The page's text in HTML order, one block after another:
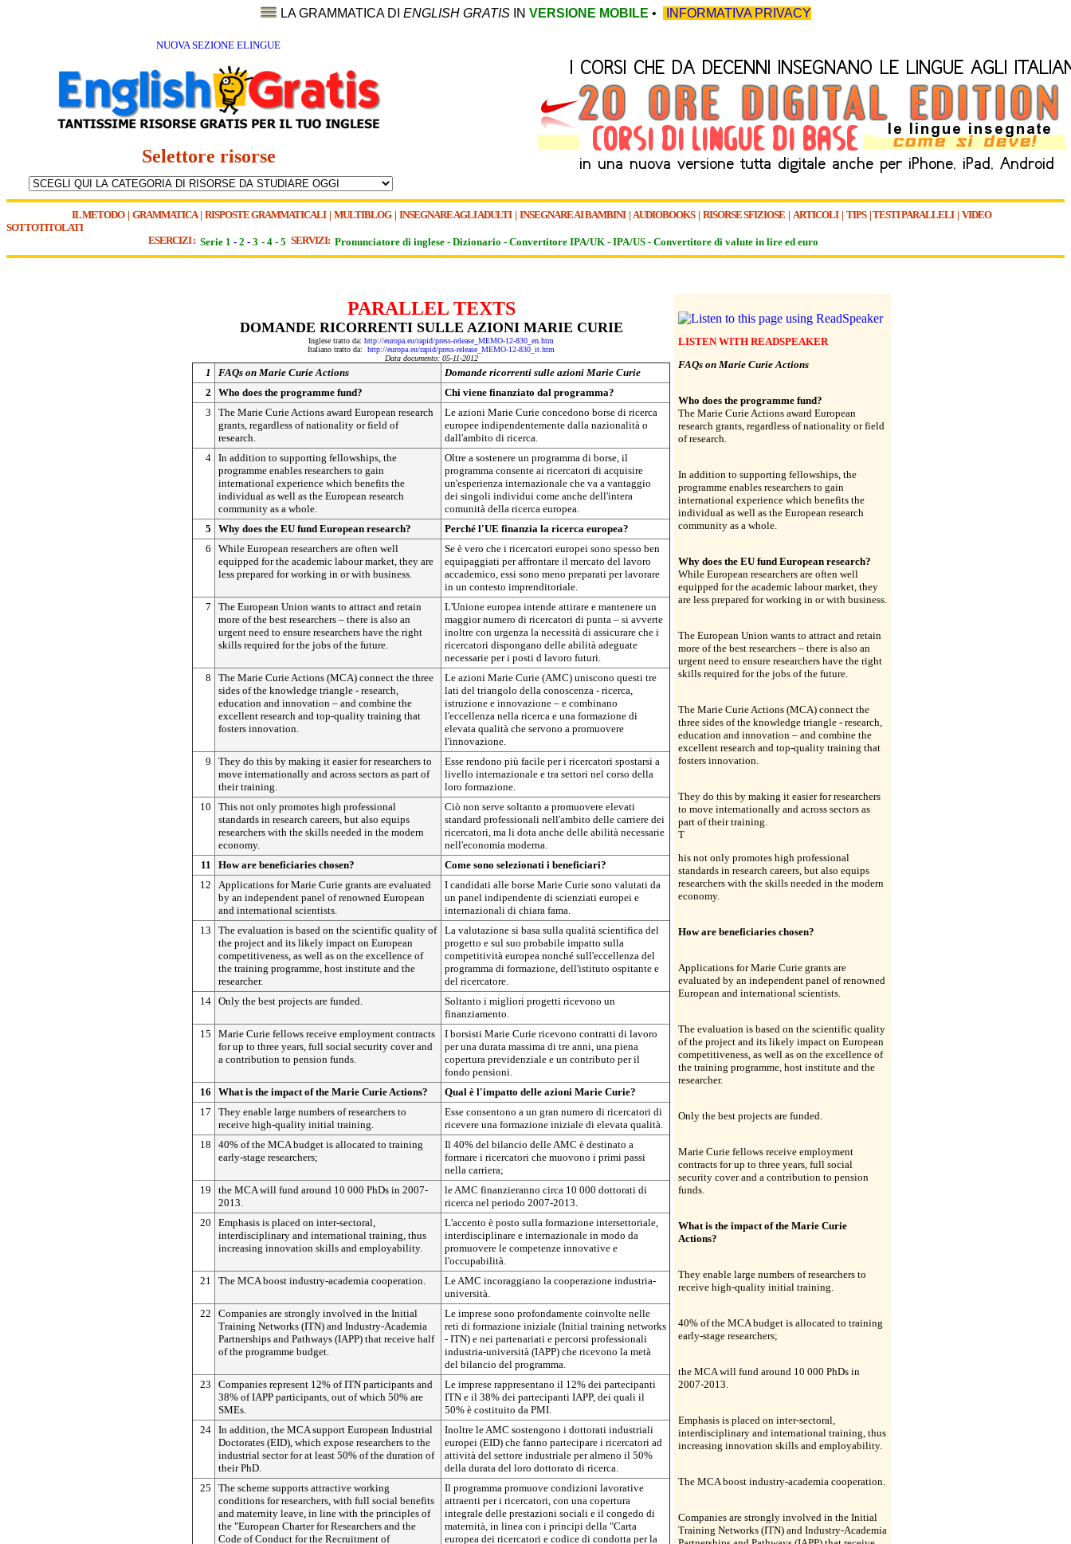
LA GRAMMATICA DI ENGLISH GRATIS IN VERSIONE MOBILE • INFORMATIVA PRIVACY
NUOVA SEZIONE ELINGUE
Selettore risorse
IL METODO| GRAMMATICA| RISPOSTE GRAMMATICALI| MULTIBLOG| INSEGNARE AGLI ADULTI | INSEGNARE AI BAMBINI| AUDIOBOOKS| RISORSE SFIZIOSE | ARTICOLI| TIPS|TESTI PARALLELI| VIDEO
SOTTOTITOLATI
ESERCIZI : Serie 1 - 2 - 3 - 4 - 5 SERVIZI: Pronunciatore di inglese - Dizionario - Convertitore IPA/UK - IPA/US - Convertitore di valute in lire ed euro
PARALLEL TEXTS
DOMANDE RICORRENTI SULLE AZIONI MARIE CURIE
Inglese tratto da: http://europa.eu/rapid/press-release_MEMO-12-830_en.htm
Italiano tratto da: http://europa.eu/rapid/press-release_MEMO-12-830_it.htm
Data documento: 05-11-2012
1 FAQs on Marie Curie Actions
Domande ricorrenti sulle azioni Marie Curie
2
Who does the programme fund?
Chi viene finanziato dal programma?
3
The Marie Curie Actions award European research
grants, regardless of nationality or field of
research.
Le azioni Marie Curie concedono borse di ricerca
europee indipendentemente dalla nazionalità o
dall'ambito di ricerca.
4 In addition to supporting fellowships, the
programme enables researchers to gain
international experience which benefits the
individual as well as the European research
community as a whole.
Oltre a sostenere un programma di borse, il
programma consente ai ricercatori di acquisire
un'esperienza internazionale che va a vantaggio
dei singoli individui come anche dell'intera
comunità della ricerca europea.
5
Why does the EU fund European research?
Perché l'UE finanzia la ricerca europea?
6
While European researchers are often well
equipped for the academic labour market, they are
less prepared for working in or with business.
Se è vero che i ricercatori europei sono spesso ben
equipaggiati per affrontare il mercato del lavoro
accademico, essi sono meno preparati per lavorare
in un contesto imprenditoriale.
7
The European Union wants to attract and retain
more of the best researchers – there is also an
urgent need to ensure researchers have the right
skills required for the jobs of the future.
L'Unione europea intende attirare e mantenere un
maggior numero di ricercatori di punta – si avverte
inoltre con urgenza la necessità di assicurare che i
ricercatori dispongano delle abilità adeguate
necessarie per i posti d lavoro futuri.
8
The Marie Curie Actions (MCA) connect the three
sides of the knowledge triangle - research,
education and innovation – and combine the
excellent research and top-quality training that
fosters innovation.
Le azioni Marie Curie (AMC) uniscono questi tre
lati del triangolo della conoscenza - ricerca,
istruzione e innovazione – e combinano
l'eccellenza nella ricerca e una formazione di
elevata qualità che servono a promuovere
l'innovazione.
9
They do this by making it easier for researchers to
move internationally and across sectors as part of
their training.
Esse rendono più facile per i ricercatori spostarsi a
livello internazionale e tra settori nel corso della
loro formazione.
10
This not only promotes high professional
standards in research careers, but also equips
researchers with the skills needed in the modern
economy.
Ciò non serve soltanto a promuovere elevati
standard professionali nell'ambito delle carriere dei
ricercatori, ma li dota anche delle abilità necessarie
nell'economia moderna.
11
How are beneficiaries chosen?
Come sono selezionati i beneficiari?
12
Applications for Marie Curie grants are evaluated
by an independent panel of renowned European
and international scientists.
I candidati alle borse Marie Curie sono valutati da
un panel indipendente di scienziati europei e
internazionali di chiara fama.
13
The evaluation is based on the scientific quality of
the project and its likely impact on European
competitiveness, as well as on the excellence of
the training programme, host institute and the
researcher.
La valutazione si basa sulla qualità scientifica del
progetto e sul suo probabile impatto sulla
competitività europea nonché sull'eccellenza del
programma di formazione, dell'istituto ospitante e
del ricercatore.
14 Only the best projects are funded.
Soltanto i migliori progetti ricevono un
finanziamento.
15
Marie Curie fellows receive employment contracts
for up to three years, full social security cover and
a contribution to pension funds.
I borsisti Marie Curie ricevono contratti di lavoro
per una durata massima di tre anni, una piena
copertura previdenziale e un contributo per il
fondo pensioni.
16
What is the impact of the Marie Curie Actions?
Qual è l'impatto delle azioni Marie Curie?
17
They enable large numbers of researchers to
receive high-quality initial training.
Esse consentono a un gran numero di ricercatori di
ricevere una formazione iniziale di elevata qualità.
18
40% of the MCA budget is allocated to training
early-stage researchers;
Il 40% del bilancio delle AMC è destinato a
formare i ricercatori che muovono i primi passi
nella carriera;
19
the MCA will fund around 10 000 PhDs in 2007-
2013.
le AMC finanzieranno circa 10 000 dottorati di
ricerca nel periodo 2007-2013.
20
Emphasis is placed on inter-sectoral,
interdisciplinary and international training, thus
increasing innovation skills and employability.
L'accento è posto sulla formazione intersettoriale,
interdisciplinare e internazionale in modo da
promuovere le competenze innovative e
l'occupabilità.
21
The MCA boost industry-academia cooperation.
Le AMC incoraggiano la cooperazione industria-
università.
22
Companies are strongly involved in the Initial
Training Networks (ITN) and Industry-Academia
Partnerships and Pathways (IAPP) that receive half
of the programme budget.
Le imprese sono profondamente coinvolte nelle
reti di formazione iniziale (Initial training networks
- ITN) e nei partenariati e percorsi professionali
industria-università (IAPP) che ricevono la metà
del bilancio del programma.
23
Companies represent 12% of ITN participants and
38% of IAPP participants, out of which 50% are
SMEs.
Le imprese rappresentano il 12% dei partecipanti
ITN e il 38% dei partecipanti IAPP, dei quali il
50% è costituito da PMI.
24 In addition, the MCA support European Industrial
Doctorates (EID), which expose researchers to the
industrial sector for at least 50% of the duration of
their PhD.
Inoltre le AMC sostengono i dottorati industriali
europei (EID) che fanno partecipare i ricercatori ad
attività del settore industriale per almeno il 50%
della durata del loro dottorato di ricerca.
25
The scheme supports attractive working
conditions for researchers, with full social benefits
and maternity leave, in line with the principles of
the "European Charter for Researchers and the
Code of Conduct for the Recruitment of
Il programma promuove condizioni lavorative
attraenti per i ricercatori, con una copertura
integrale delle prestazioni sociali e il congedo di
maternità, in linea con i principi della "Carta
europea dei ricercatori e codice di condotta per la
LISTEN WITH READSPEAKER
FAQs on Marie Curie Actions
Who does the programme fund?
The Marie Curie Actions award European
research grants, regardless of nationality or field
of research.
In addition to supporting fellowships, the
programme enables researchers to gain
international experience which benefits the
individual as well as the European research
community as a whole.
Why does the EU fund European research?
While European researchers are often well
equipped for the academic labour market, they
are less prepared for working in or with business.
The European Union wants to attract and retain
more of the best researchers – there is also an
urgent need to ensure researchers have the right
skills required for the jobs of the future.
The Marie Curie Actions (MCA) connect the
three sides of the knowledge triangle - research,
education and innovation – and combine the
excellent research and top-quality training that
fosters innovation.
They do this by making it easier for researchers
to move internationally and across sectors as
part of their training.
T
his not only promotes high professional
standards in research careers, but also equips
researchers with the skills needed in the modern
economy.
How are beneficiaries chosen?
Applications for Marie Curie grants are
evaluated by an independent panel of renowned
European and international scientists.
The evaluation is based on the scientific quality
of the project and its likely impact on European
competitiveness, as well as on the excellence of
the training programme, host institute and the
researcher.
Only the best projects are funded.
Marie Curie fellows receive employment
contracts for up to three years, full social
security cover and a contribution to pension
funds.
What is the impact of the Marie Curie
Actions?
They enable large numbers of researchers to
receive high-quality initial training.
40% of the MCA budget is allocated to training
early-stage researchers;
the MCA will fund around 10 000 PhDs in
2007-2013.
Emphasis is placed on inter-sectoral,
interdisciplinary and international training, thus
increasing innovation skills and employability.
The MCA boost industry-academia cooperation.
Companies are strongly involved in the Initial
Training Networks (ITN) and Industry-Academia